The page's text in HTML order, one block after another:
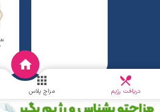
- Copyright © 2026 - All rights reserved.
دریافت رژیم مزاج پلاس